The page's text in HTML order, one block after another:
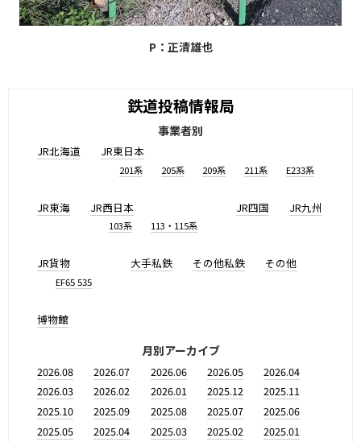
P：正清雄也
鉄道投稿情報局
事業者別
JR北海道 JR東日本
201系 205系 209系 211系 E233系
JR東海 JR西日本
103系 113・115系
JR四国 JR九州
JR貨物
EF65 535
大手私鉄 その他私鉄 その他
博物館
月別アーカイブ
2026.08 2026.07 2026.06 2026.05
2026.04
2026.03
2026.02 2026.01 2025.12
2025.11
2025.10
2025.09 2025.08 2025.07
2025.06
2025.05
2025.04 2025.03 2025.02
2025.01